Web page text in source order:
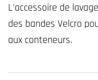
L'accessoire de
des bandes Velcro
aux conteneurs.